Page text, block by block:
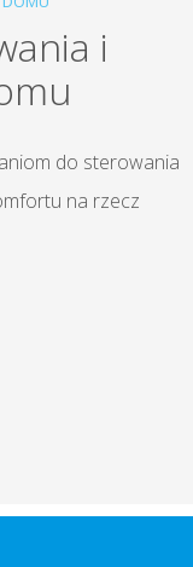
i
do sterowania
na rzecz